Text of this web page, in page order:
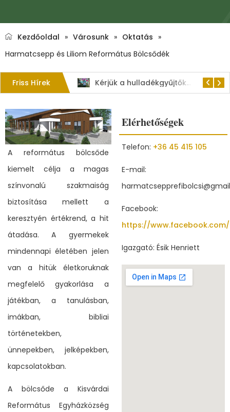
Kezdőoldal » Városunk » Oktatás »
Harmatcsepp és Liliom Református Bölcsődék
Friss Hírek Kérjük a hulladékgyűjtők rendeltetésszerű használatát!
A református bölcsőde
kiemelt célja a magas
színvonalú szakmaiság
biztosítása mellett a
keresztyén értékrend, a hit
átadása. A gyermekek
mindennapi életében jelen
van a hitük életkoruknak
megfelelő gyakorlása a
játékban, a tanulásban,
imákban, bibliai
történetekben,
ünnepekben, jelképekben,
kapcsolatokban.
A bölcsőde a Kisvárdai
Református Egyházközség
Elérhetőségek
Telefon: +36 45 415 105
E-mail:
Facebook:
https://
Igazgató: Ésik Henriett